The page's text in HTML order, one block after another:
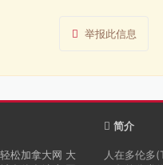
举报此信息
轻松加拿大网 大
简介
人在多伦多